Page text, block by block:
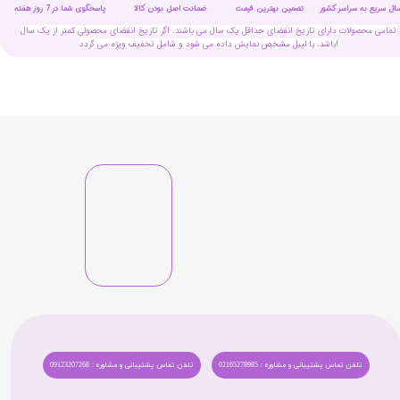
تمامی محصولات دارای تاریخ انقضای حداقل یک سال می باشند. اگر تاریخ انقضای محصولی کمتر از یک سال
باشد، با لیبل مشخص نمایش داده می شود و شامل تخفیف ویژه می گردد!
ضمانت اصل بودن کالا تضمین بهترین قیمت پاسخگوی شما در 7 روز هفته سریع به سراسر کشور
تلفن تماس پشتیبانی و مشاوره : 09123207268 تلفن تماس پشتیبانی و مشاوره : 02165278985